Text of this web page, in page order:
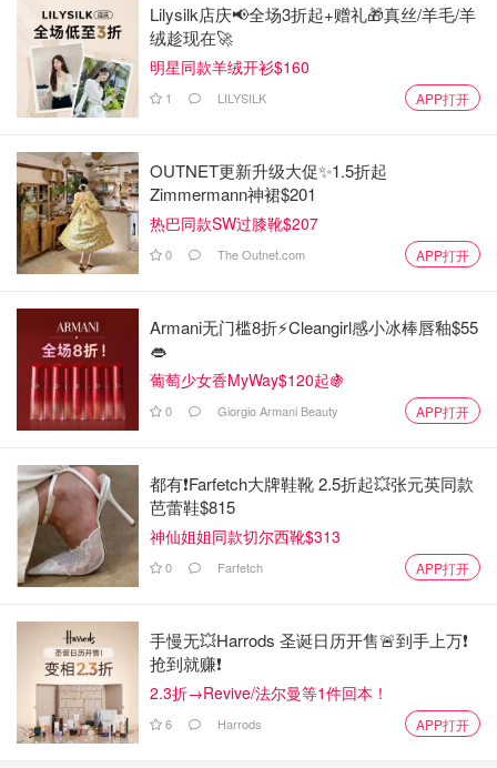
Lilysilk店庆📢全场3折起+赠礼🎁真丝/羊毛/羊
绒趁现在🚀
明星同款羊绒开衫$160
1 LILYSILK APP打开
OUTNET更新升级大促✨1.5折起
Zimmermann神裙$201
热巴同款SW过膝靴$207
0 The Outnet.com APP打开
Armani无门槛8折⚡️Cleangirl感小冰棒唇釉$55
👄
葡萄少女香MyWay$120起🍇
0 Giorgio Armani Beauty APP打开
都有❗Farfetch大牌鞋靴 2.5折起💥张元英同款
芭蕾鞋$815
神仙姐姐同款切尔西靴$313
0 Farfetch APP打开
手慢无💥Harrods 圣诞日历开售🚨到手上万❗️
抢到就赚❗️
2.3折→Revive/法尔曼等1件回本！
6 Harrods APP打开